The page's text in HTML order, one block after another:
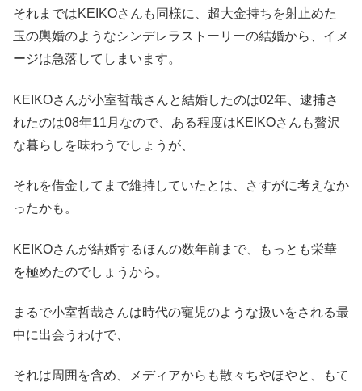
それまではKEIKOさんも同様に、超大金持ちを射止めた
玉の輿婚のようなシンデレラストーリーの結婚から、イメ
ージは急落してしまいます。
KEIKOさんが小室哲哉さんと結婚したのは02年、逮捕さ
れたのは08年11月なので、ある程度はKEIKOさんも贅沢
な暮らしを味わうでしょうが、
それを借金してまで維持していたとは、さすがに考えなか
ったかも。
KEIKOさんが結婚するほんの数年前まで、もっとも栄華
を極めたのでしょうから。
まるで小室哲哉さんは時代の寵児のような扱いをされる最
中に出会うわけで、
それは周囲を含め、メディアからも散々ちやほやと、もて